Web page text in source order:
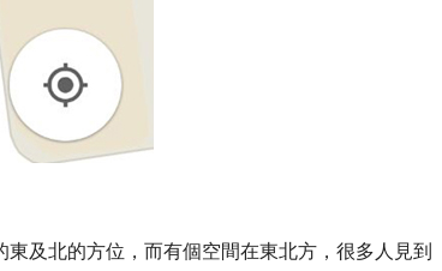
及北的方位，而有個空間在東北方，很多人見到